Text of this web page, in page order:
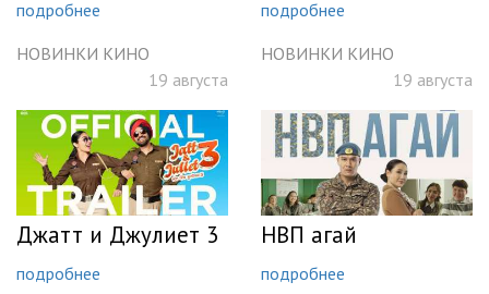
подробнее
подробнее
НОВИНКИ КИНО
19 августа
Джатт и Джулиет 3
подробнее
НОВИНКИ КИНО
19 августа
НВП агай
подробнее